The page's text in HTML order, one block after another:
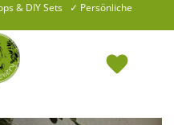
& DIY Sets ✓ Persönliche